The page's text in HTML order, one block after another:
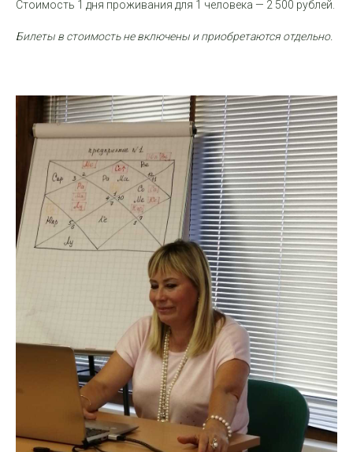
Стоимость 1 дня проживания для 1 человека — 2 500 рублей.
Билеты в стоимость не включены и приобретаются отдельно.